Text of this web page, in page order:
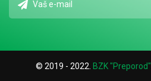
© 2019 - 2022. BZK "Preporod"